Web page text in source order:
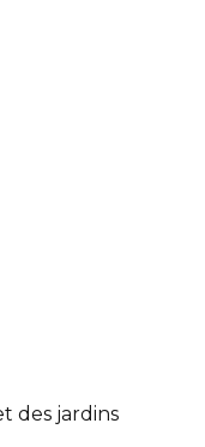
des jardins